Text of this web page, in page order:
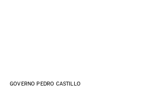
GOVERNO PEDRO CASTILLO